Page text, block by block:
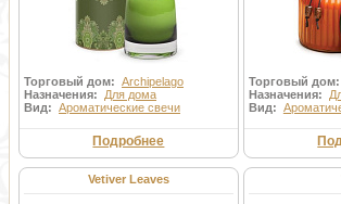
Торговый дом: Archipelago
Назначения: Для дома
Вид: Ароматические свечи
Подробнее
Торговый дом:
Назначения:
Вид:
Vetiver Leaves